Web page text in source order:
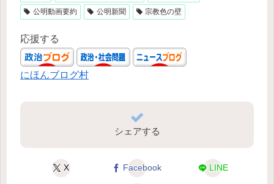
公明動画要約
公明新聞 宗教色の壁
応援する
にほんブログ村
シェアする
X Facebook LINE